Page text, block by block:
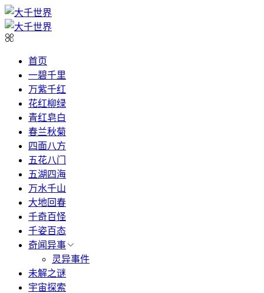
首页
一碧千里
万紫千红
花红柳绿
青红皂白
春兰秋菊
四面八方
五花八门
五湖四海
万水千山
大地回春
千奇百怪
千姿百态
奇闻异事
灵异事件
未解之谜
宇宙探索